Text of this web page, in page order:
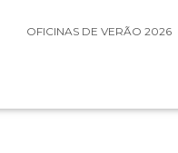
OFICINAS DE VERÃO 2026